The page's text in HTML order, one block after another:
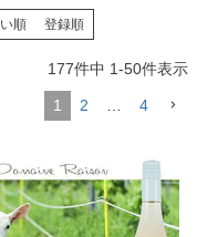
順 登録順
177件中 1-50件表示
1 2 4